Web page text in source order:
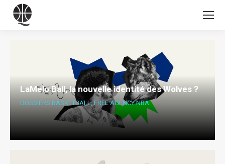
LaMelo Ball, la nouvelle identité des Wolves ?
DOSSIERS BASKETBALL,FREE AGENCY NBA